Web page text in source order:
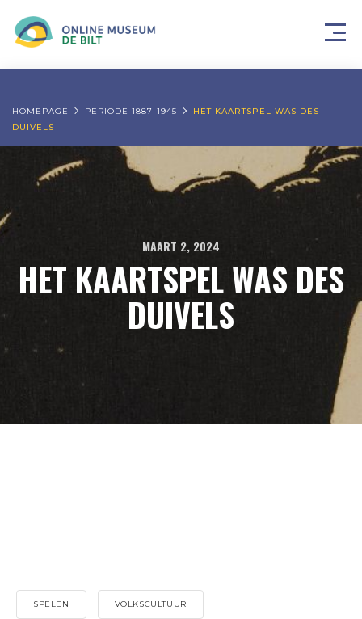
HOMEPAGE PERIODE 1887-1945
HET KAARTSPEL WAS DES
DUIVELS
MAART 2, 2024
HET KAARTSPEL WAS DES
DUIVELS
SPELEN VOLKSCULTUUR